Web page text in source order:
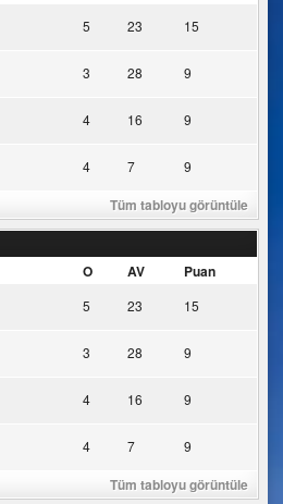
5 23 15
3 28 9
4 16 9
4 7 9
Tüm tabloyu görüntüle
O AV Puan
5 23 15
3 28 9
4 16 9
4 7 9
Tüm tabloyu görüntüle